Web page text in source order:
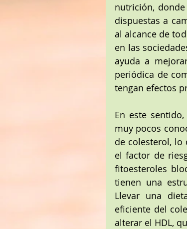
nutrición,
dispuestas a
al alcance de
en las
ayuda a
periódica de
tengan efectos
En este
muy pocos
de colesterol, lo
el factor de
fitoesteroles
tienen una
Llevar una
eficiente del
alterar el HDL,